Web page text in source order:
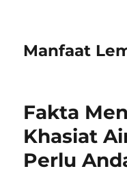
Manfaat
Fakta
Khasiat
Perlu